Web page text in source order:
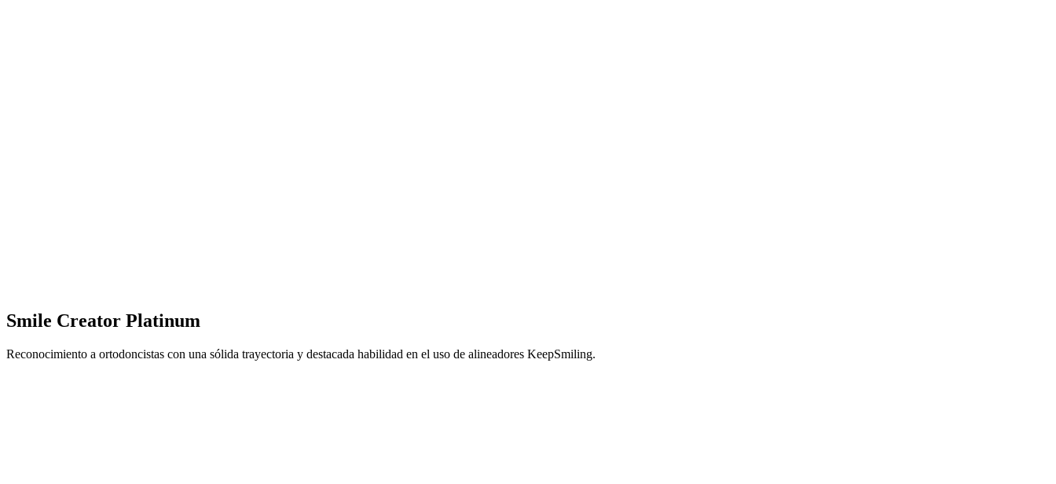
Smile Creator Platinum
Reconocimiento a ortodoncistas con una sólida trayectoria y destacada habilidad en el uso de alineadores KeepSmiling.